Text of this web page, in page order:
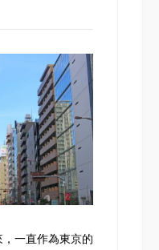
一直作為東京的